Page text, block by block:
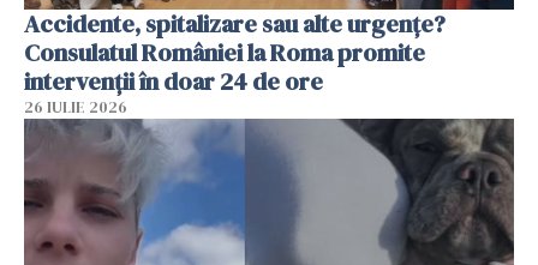
Accidente, spitalizare sau alte urgențe?
Consulatul României la Roma promite
intervenții în doar 24 de ore
26 IULIE 2026